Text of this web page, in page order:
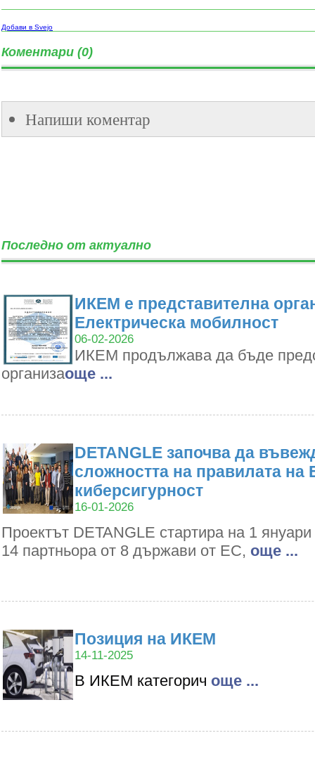
Добави в Svejo
Коментари (0)
Напиши коментар
Последно от актуално
ИКЕМ е представителна
Електрическа мобилност
06-02-2026
ИКЕМ продължава да бъде
организаoще ...
DETANGLE започва да
сложността на правилата на
киберсигурност
16-01-2026
Проектът DETANGLE стартира на 1
14 партньора от 8 държави от ЕС, oще ...
Позиция на ИКЕМ
14-11-2025
В ИКЕМ категорич oще ...